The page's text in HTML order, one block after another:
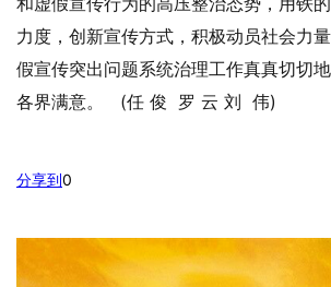
力度，创新宣传方式，积极动员社会力
假宣传突出问题系统治理工作真真切切
各界满意。 (任 俊 罗 云 刘 伟)
分享到0